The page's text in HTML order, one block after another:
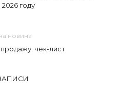
году
новина
чек-лист